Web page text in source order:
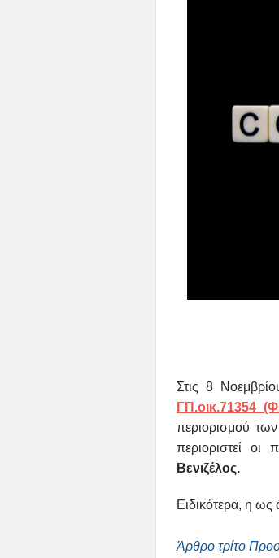
Στις 8
ΓΠ.οικ.71354
περιορισμού
περιοριστεί οι
Βενιζέλος.
Ειδικότερα, η
Άρθρο τρίτο